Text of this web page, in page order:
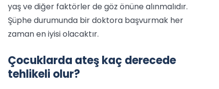
yaş ve diğer faktörler de göz önüne alınmalıdır.
Şüphe durumunda bir doktora başvurmak her
zaman en iyisi olacaktır.
Çocuklarda ateş kaç derecede
tehlikeli olur?